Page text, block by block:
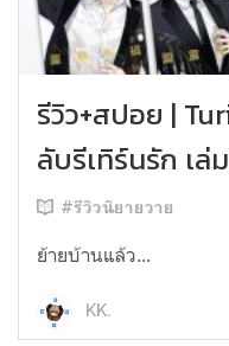
รีวิว+สปอย |
ลับรีเทิร์นรัก เล่
#รีวิวนิยายวาย
ย้ายบ้านแล้ว...
KK.